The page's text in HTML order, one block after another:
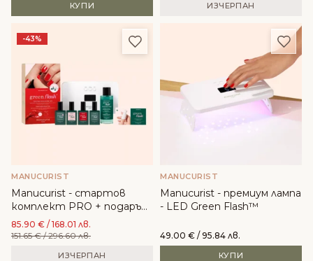
КУПИ ИЗЧЕРПАН
-43% Добави в любими
MANUCURIST
Manucurist - стартов
комплект PRO + подарък
- LED Green Flash™
85.90 € / 168.01 лв.
151.65€/ 296.60 лв.
ИЗЧЕРПАН
MANUCURIST
Manucurist - премиум лампа
- LED Green Flash™
49.00 € / 95.84 лв.
КУПИ